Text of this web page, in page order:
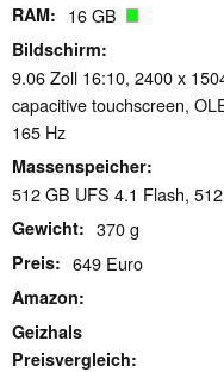
RAM 16 GB
Bildschirm
9.06 Zoll 16:10, 2400 x
capacitive touchscreen,
165 Hz
Massenspeicher
512 GB UFS 4.1 Flash,
Gewicht 370 g
Preis 649 Euro
Amazon
Geizhals
Preisvergleich